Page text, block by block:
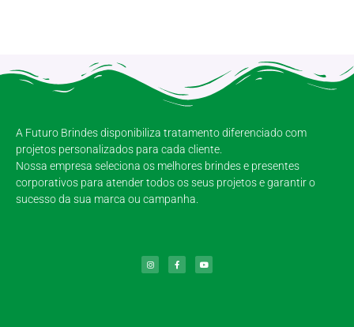
A Futuro Brindes disponibiliza tratamento diferenciado com
projetos personalizados para cada cliente.
Nossa empresa seleciona os melhores brindes e presentes
corporativos para atender todos os seus projetos e garantir o
sucesso da sua marca ou campanha.